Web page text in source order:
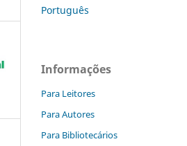
Português
Informações
Para Leitores
Para Autores
Para Bibliotecários